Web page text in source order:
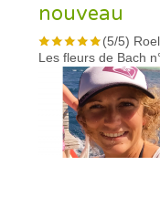
nouveau
(5/5)
Les fleurs de Bach